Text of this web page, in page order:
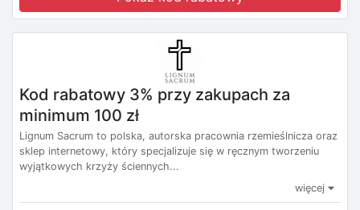
Kod rabatowy 3% przy zakupach za
minimum 100 zł
Lignum Sacrum to polska, autorska pracownia rzemieślnicza oraz
sklep internetowy, który specjalizuje się w ręcznym tworzeniu
wyjątkowych krzyży ściennych...
więcej